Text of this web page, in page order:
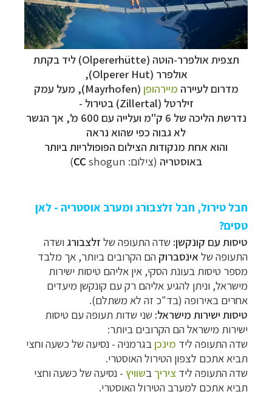
תצפית אולפרר-הוטה (Olpererhütte) ליד בקתת
אולפרר (Olperer Hut
)
,
מדרום לעיירה מיירהופן (
Mayrhofen), מעל עמק
זילרטל (Zillertal) בטירול -
נדרשת הליכה של 6 ק"מ ועלייה עם 600 מ', אך הגשר
לא גבוה כפי שהוא נראה
והוא אחת מנקודות הצילום הפופולריות ביותר
באוסטריה (צילום: CC shogun)
חבל טירול, חבל זלצבורג ומערב אוסטריה - לאן
טסים?
טיסות עם קונקשן: שדה התעופה של זלצבורגושדה
התעופה של אינסברוק הם הקרובים ביותר, אך מלבד
מספר טיסות בעונת הסקי, אין אליהם טיסות ישירות
מישראל, וניתן להגיע אליהם רק עם קונקשן מיעדים
אחרים באירופה (בד"כ זה לא משתלם).
טיסות ישירות מישראל: שני שדות תעופה עם טיסות
ישירות מישראל הם הקרובים ביותר:
שדה התעופה ליד מינכןבגרמניה - נסיעה של כשעה וחצי
תביא אתכם לצפון הטירול האוסטרי.
שדה התעופה ליד ציריךבשוויץ - נסיעה של כשעה וחצי
תביא אתכם למערב הטירול האוסטרי.